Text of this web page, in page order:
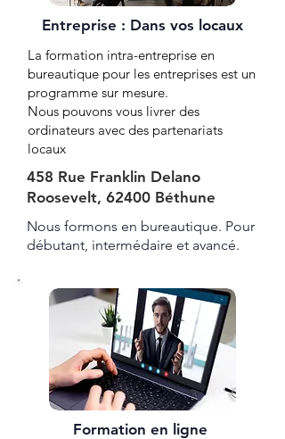
Entreprise : Dans vos locaux
La formation intra-entreprise en
bureautique pour les entreprises est un
programme sur mesure.
Nous pouvons vous livrer des
ordinateurs avec des partenariats
locaux
458 Rue Franklin Delano
Roosevelt, 62400 Béthune
Nous formons en bureautique. Pour
débutant, intermédaire et avancé.
Formation en ligne